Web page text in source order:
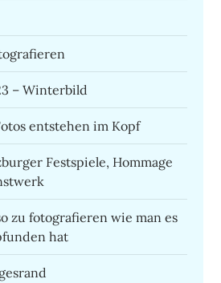
– Winterbild
entstehen im Kopf
Festspiele, Hommage
zu fotografieren wie man es
hat